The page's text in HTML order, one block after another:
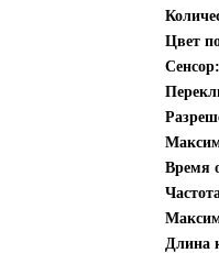
Цвет
Сенсор:
Время
Длина